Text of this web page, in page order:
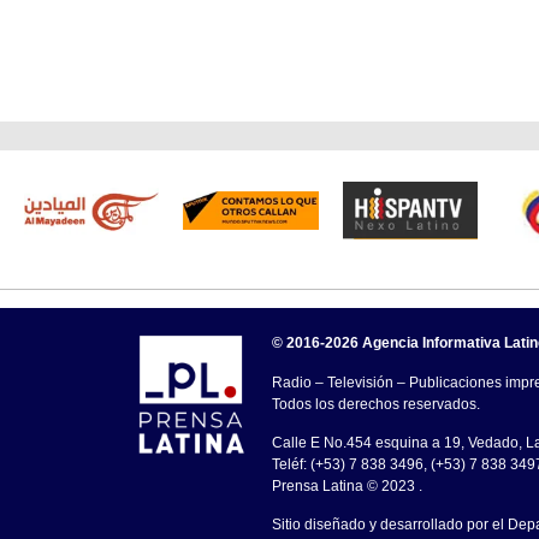
© 2016-2026 Agencia Informativa
Radio – Televisión – Publicaciones
Todos los derechos reservados.
Calle E No.454 esquina a 19, Vedado,
Teléf: (+53) 7 838 3496, (+53) 7 838
Prensa Latina © 2023 .
Sitio diseñado y desarrollado por el